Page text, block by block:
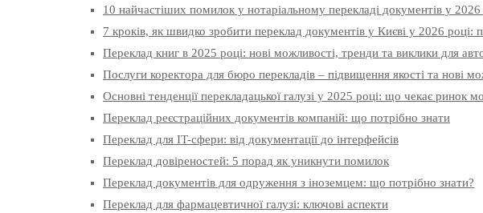
10 найчастіших помилок у нотаріальному перекладі документів у
7 кроків, як швидко зробити переклад документів у Києві у 2026 році:
Переклад книг в 2025 році: нові можливості, тренди та виклики для
Послуги коректора для бюро перекладів – підвищення якості та нові
Основні тенденції перекладацької галузі у 2025 році: що чекає ринок
Переклад реєстраційних документів компаній: що потрібно знати
Переклад для IT-сфери: від документації до інтерфейсів
Переклад довіреностей: 5 порад як уникнути помилок
Переклад документів для одруження з іноземцем: що потрібно знати?
Переклад для фармацевтичної галузі: ключові аспекти